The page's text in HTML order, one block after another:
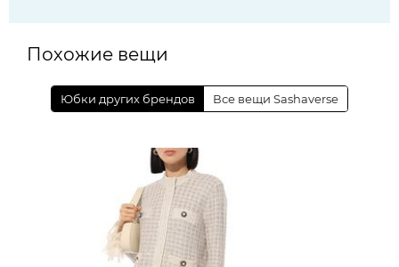
Похожие вещи
Юбки других брендов Все вещи Sashaverse